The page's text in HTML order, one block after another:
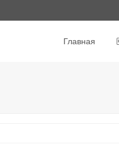
Главная